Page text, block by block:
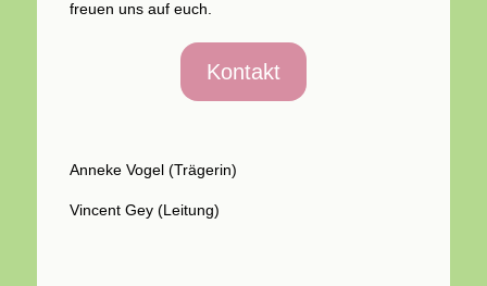
freuen uns auf euch.
Kontakt
Anneke Vogel (Trägerin)
Vincent Gey (Leitung)